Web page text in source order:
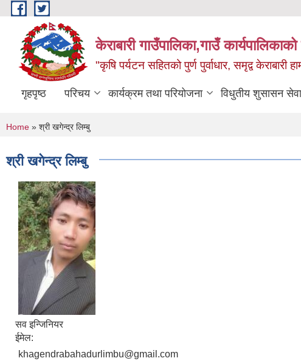
Skip to main content
केराबारी गाउँपालिका,गाउँ
"कृषि पर्यटन सहितको पुर्ण पुर्वाधार, समृद्व केराबारी
गृहपृष्ठ परिचय कार्यक्रम तथा परियोजना विधुतीय शुसासन सेवा
You are here
Home » श्री खगेन्द्र लिम्बु
श्री खगेन्द्र लिम्बु
सव इन्जिनियर
ईमेल:
khagendrabahadurlimbu@gmail.com